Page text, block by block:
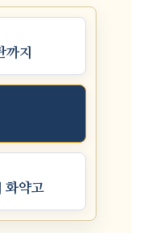
까지
화약고